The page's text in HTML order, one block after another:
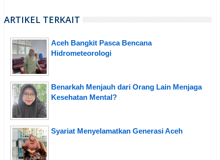
ARTIKEL TERKAIT
Aceh Bangkit Pasca Bencana
Hidrometeorologi
Benarkah Menjauh dari Orang Lain Menjaga
Kesehatan Mental?
Syariat Menyelamatkan Generasi Aceh